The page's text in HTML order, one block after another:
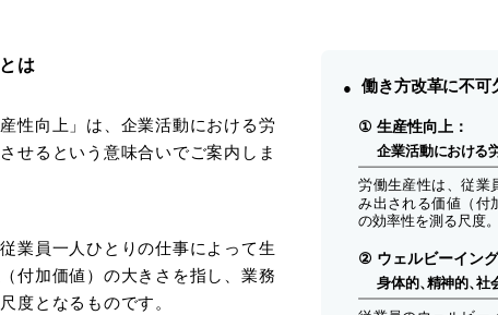
は
性向上」は、企業活動における労
せるという意味合いでご案内しま
業員一人ひとりの仕事によって生
付加価値）の大きさを指し、業務
度となるものです。